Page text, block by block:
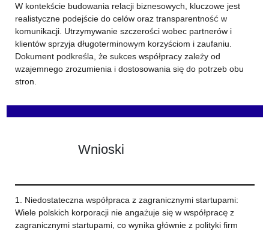
W kontekście budowania relacji biznesowych, kluczowe jest
realistyczne podejście do celów oraz transparentność w
komunikacji. Utrzymywanie szczerości wobec partnerów i
klientów sprzyja długoterminowym korzyściom i zaufaniu.
Dokument podkreśla, że sukces współpracy zależy od
wzajemnego zrozumienia i dostosowania się do potrzeb obu
stron.
Wnioski
1. Niedostateczna współpraca z zagranicznymi startupami:
Wiele polskich korporacji nie angażuje się w współpracę z
zagranicznymi startupami, co wynika głównie z polityki firm